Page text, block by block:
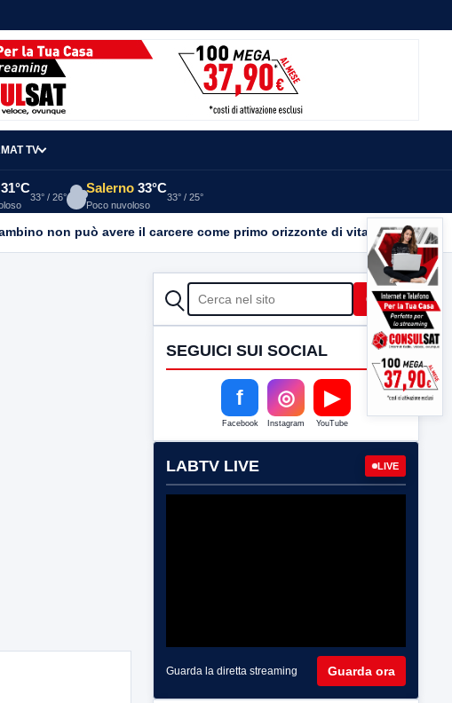
TV
31°C
33° / 26°
Salerno 33°C
Poco nuvoloso
33° / 25°
non può avere il carcere come primo orizzonte di vita 2 ORE FA
CERCA Cerca
SEGUICI SUI SOCIAL
f
Facebook
◎
Instagram
▶
YouTube
LABTV LIVE LIVE
Guarda la diretta streaming Guarda ora